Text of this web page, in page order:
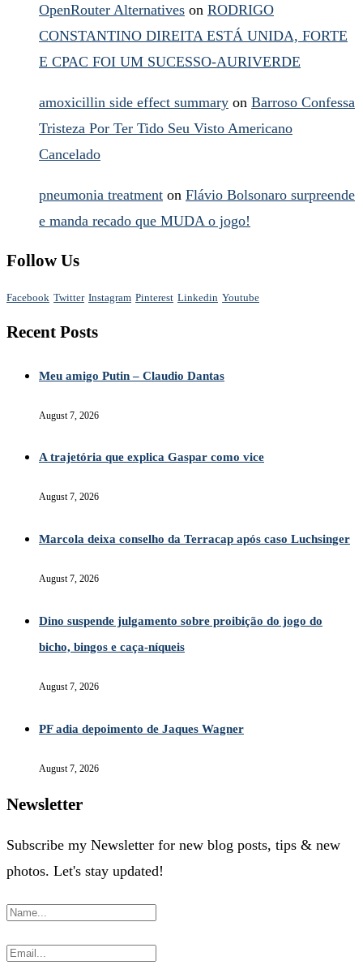
OpenRouter Alternatives on RODRIGO
CONSTANTINO DIREITA ESTÁ UNIDA, FORTE
E CPAC FOI UM SUCESSO-AURIVERDE
amoxicillin side effect summary on Barroso Confessa
Tristeza Por Ter Tido Seu Visto Americano
Cancelado
pneumonia treatment on Flávio Bolsonaro surpreende
e manda recado que MUDA o jogo!
Follow Us
Facebook Twitter Instagram Pinterest Linkedin Youtube
Recent Posts
Meu amigo Putin – Claudio Dantas
August 7, 2026
A trajetória que explica Gaspar como vice
August 7, 2026
Marcola deixa conselho da Terracap após caso Luchsinger
August 7, 2026
Dino suspende julgamento sobre proibição do jogo do
bicho, bingos e caça-níqueis
August 7, 2026
PF adia depoimento de Jaques Wagner
August 7, 2026
Newsletter
Subscribe my Newsletter for new blog posts, tips & new
photos. Let's stay updated!